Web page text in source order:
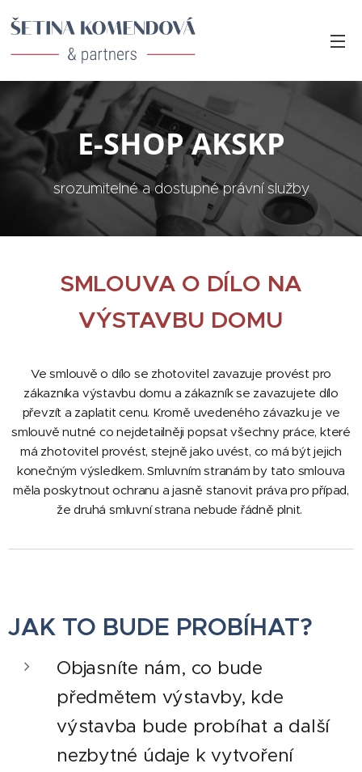
E-SHOP AKSKP
srozumitelné a dostupné právní služby
SMLOUVA O DÍLO NA
VÝSTAVBU DOMU
Ve smlouvě o dílo se zhotovitel zavazuje provést pro
zákazníka výstavbu domu a zákazník se zavazujete dílo
převzít a zaplatit cenu. Kromě uvedeného závazku je ve
smlouvě nutné co nejdetailnějipopsat všechny práce, které
má zhotovitel provést, stejně jako uvést, co má být jejich
konečným výsledkem. Smluvním stranám by tato smlouva
měla poskytnout ochranu a jasně stanovit práva pro případ,
že druhá smluvní strana nebude řádně plnit.
JAK TO BUDE PROBÍHAT?
Objasníte nám, co bude
předmětem výstavby, kde
výstavba bude probíhat a další
nezbytné údaje k vytvoření